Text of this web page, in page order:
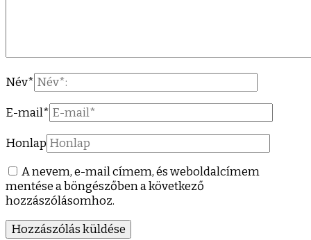
Név*
E-mail*
Honlap
A nevem, e-mail címem, és weboldalcímem
mentése a böngészőben a következő
hozzászólásomhoz.